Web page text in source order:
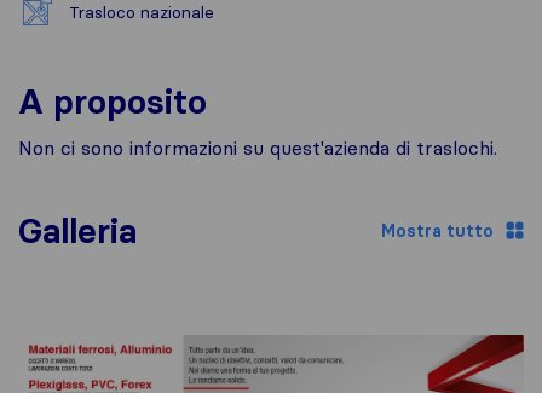
Trasloco nazionale
A proposito
Non ci sono informazioni su quest'azienda di traslochi.
Galleria Mostra tutto